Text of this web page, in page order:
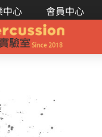
中心 會員中心